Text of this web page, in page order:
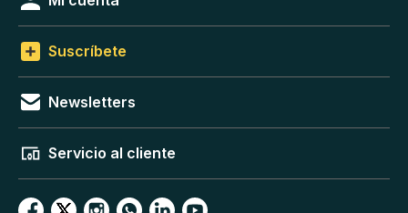
Suscríbete
Newsletters
Servicio al cliente